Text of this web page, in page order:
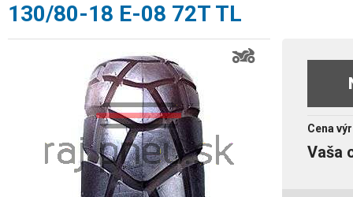
130/80-18 E-08 72T TL
Cena
Vaša